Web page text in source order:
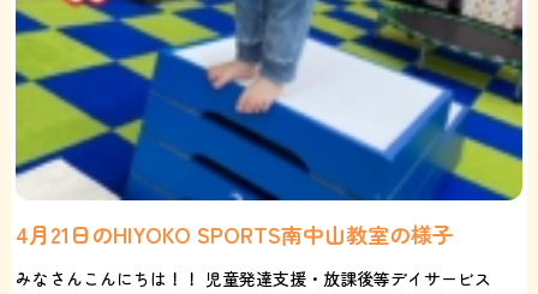
4月21日のHIYOKO SPORTS南中山教室の様子
みなさんこんにちは！！ 児童発達支援・放課後等デイサービス